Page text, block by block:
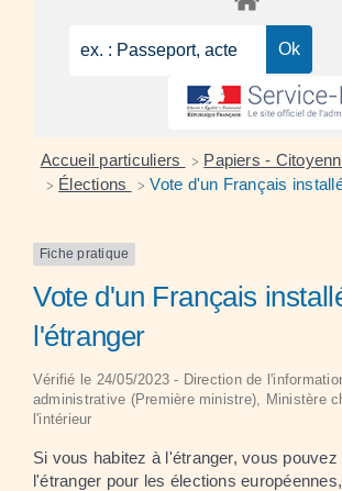
Accueil particuliers > Papiers -
> Élections > Vote d'un Français
Fiche pratique
Vote d'un Français
l'étranger
Vérifié le 24/05/2023 - Direction de
administrative (Première ministre), Ministère
l'intérieur
Si vous habitez à l'étranger, vous pouvez
l'étranger pour les élections